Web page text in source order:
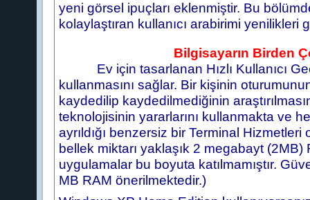
yeni görsel ipuçları eklenmiştir. Bu
kolaylaştıran kullanıcı arabirimi yenilikleri
Bilgisayarın Birden
Ev için tasarlanan Hızlı Kullanıcı
kullanmasını sağlar. Bir kişinin
kaydedilip kaydedilmediğinin
teknolojisinin yararlarını kullanmakta ve
ayrıldığı benzersiz bir Terminal
bellek miktarı yaklaşık 2 megabayt
uygulamalar bu boyuta katılmamıştır.
MB RAM önerilmektedir.)